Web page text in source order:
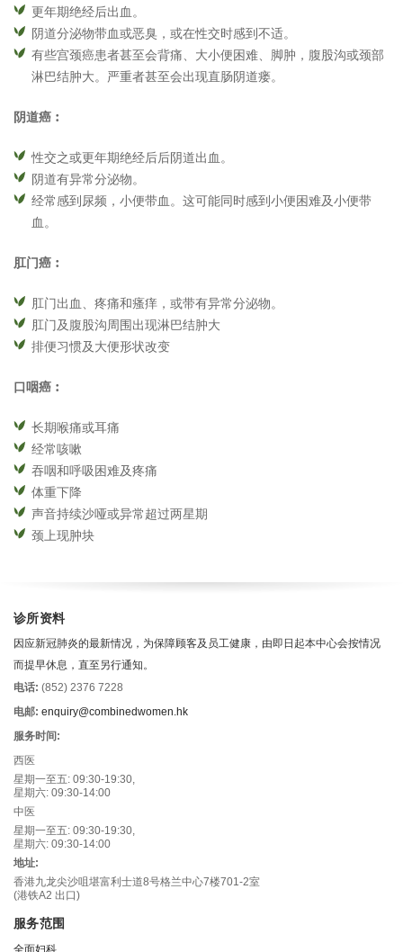
更年期绝经后出血。
阴道分泌物带血或恶臭，或在性交时感到不适。
有些宫颈癌患者甚至会背痛、大小便困难、脚肿，腹股沟或颈部
淋巴结肿大。严重者甚至会出现直肠阴道瘘。
阴道癌︰
性交之或更年期绝经后后阴道出血。
阴道有异常分泌物。
经常感到尿频，小便带血。这可能同时感到小便困难及小便带
血。
肛门癌︰
肛门出血、疼痛和瘙痒，或带有异常分泌物。
肛门及腹股沟周围出现淋巴结肿大
排便习惯及大便形状改变
口咽癌︰
长期喉痛或耳痛
经常咳嗽
吞咽和呼吸困难及疼痛
体重下降
声音持续沙哑或异常超过两星期
颈上现肿块
诊所资料
因应新冠肺炎的最新情况，为保障顾客及员工健康，由即日起本中心会按情况
而提早休息，直至另行通知。
电话: (852) 2376 7228
电邮: enquiry@combinedwomen.hk
服务时间:
西医
星期一至五: 09:30-19:30,
星期六: 09:30-14:00
中医
星期一至五: 09:30-19:30,
星期六: 09:30-14:00
地址:
香港九龙尖沙咀堪富利士道8号格兰中心7楼701-2室
(港铁A2 出口)
服务范围
全面妇科